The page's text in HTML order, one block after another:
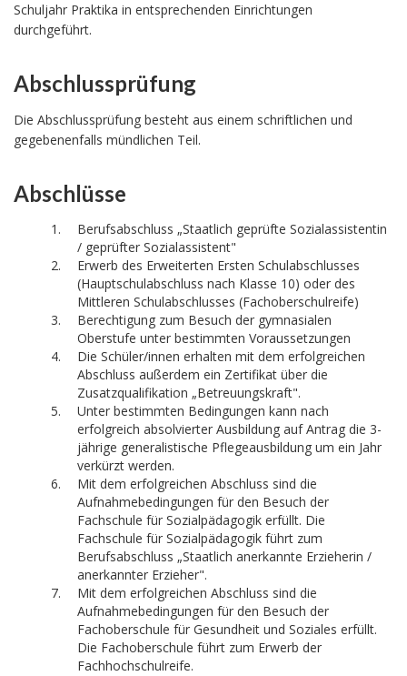
Schuljahr Praktika in entsprechenden Einrichtungen
durchgeführt.
Abschlussprüfung
Die Abschlussprüfung besteht aus einem schriftlichen und
gegebenenfalls mündlichen Teil.
Abschlüsse
Berufsabschluss „Staatlich geprüfte Sozialassistentin
/ geprüfter Sozialassistent"
Erwerb des Erweiterten Ersten Schulabschlusses
(Hauptschulabschluss nach Klasse 10) oder des
Mittleren Schulabschlusses (Fachoberschulreife)
Berechtigung zum Besuch der gymnasialen
Oberstufe unter bestimmten Voraussetzungen
Die Schüler/innen erhalten mit dem erfolgreichen
Abschluss außerdem ein Zertifikat über die
Zusatzqualifikation „Betreuungskraft".
Unter bestimmten Bedingungen kann nach
erfolgreich absolvierter Ausbildung auf Antrag die 3-
jährige generalistische Pflegeausbildung um ein Jahr
verkürzt werden.
Mit dem erfolgreichen Abschluss sind die
Aufnahmebedingungen für den Besuch der
Fachschule für Sozialpädagogik erfüllt. Die
Fachschule für Sozialpädagogik führt zum
Berufsabschluss „Staatlich anerkannte Erzieherin /
anerkannter Erzieher".
Mit dem erfolgreichen Abschluss sind die
Aufnahmebedingungen für den Besuch der
Fachoberschule für Gesundheit und Soziales erfüllt.
Die Fachoberschule führt zum Erwerb der
Fachhochschulreife.